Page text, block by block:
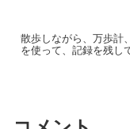
散歩しながら、万歩計
を使って、記録を残し